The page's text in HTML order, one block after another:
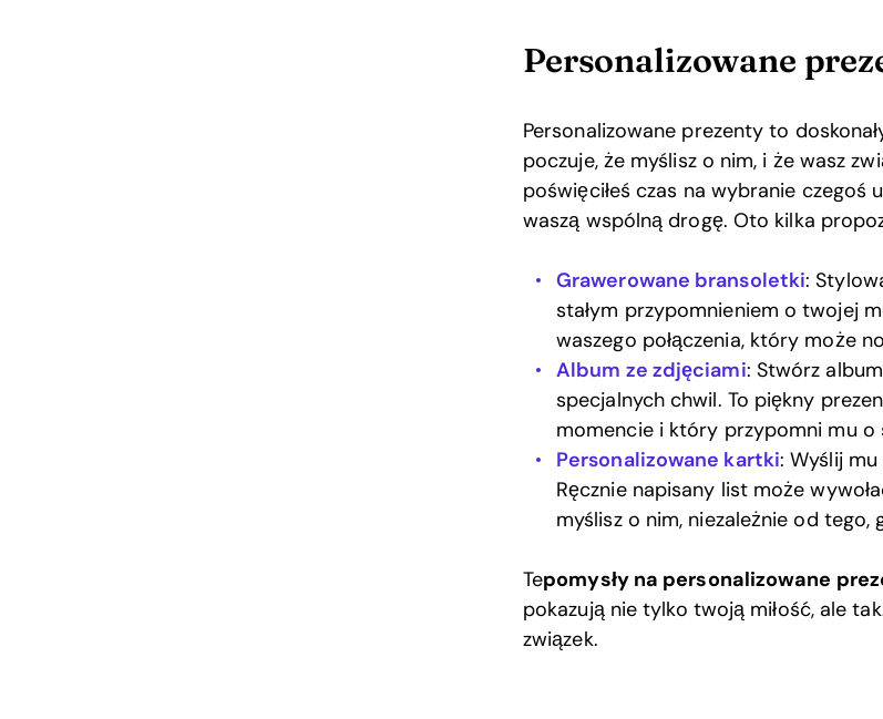
Personalizowane
Personalizowane prezenty to
poczuje, że myślisz o nim, i że wasz
poświęciłeś czas na wybranie
waszą wspólną drogę. Oto kilka
Grawerowane bransoletki:
stałym przypomnieniem o twojej
waszego połączenia, który może
Album ze zdjęciami: Stwórz
specjalnych chwil. To piękny
momencie i który przypomni mu o
Personalizowane kartki: Wyślij
Ręcznie napisany list może
myślisz o nim, niezależnie od tego,
Tepomysły na personalizowane
pokazują nie tylko twoją miłość, ale
związek.